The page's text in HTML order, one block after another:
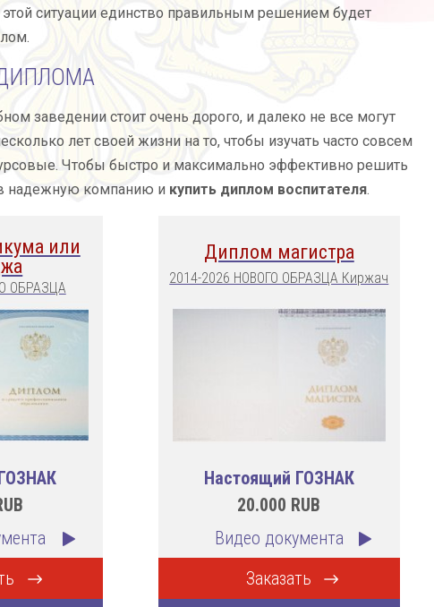
ситуации единство правильным решением будет
заведении стоит очень дорого, и далеко не все могут
лет своей жизни на то, чтобы изучать часто совсем
Чтобы быстро и максимально эффективно решить
в надежную компанию и купить диплом воспитателя.
или
ОБРАЗЦА
Диплом магистра
2014-2026 НОВОГО ОБРАЗЦА Киржач
Настоящий ГОЗНАК
20.000 RUB
Видео документа
Заказать